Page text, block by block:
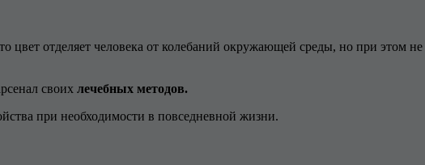
цвет отделяет человека от колебаний окружающей среды, но при этом
своих лечебных методов.
при необходимости в повседневной жизни.